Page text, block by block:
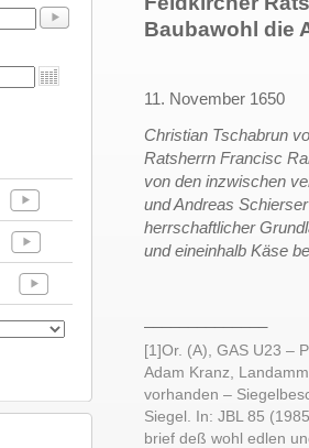
Baubawohl die
11. November 1650
Christian Tschabrun
Ratsherrn Francisc
von den inzwischen
und Andreas
herrschaftlicher
und eineinhalb Käse
[1]Or. (A), GAS U23 –
Adam Kranz,
vorhanden –
Siegel. In: JBL 85
brief deß wohl edlen